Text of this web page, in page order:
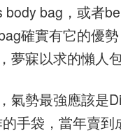
bag，或者
確實有它的優
寐以求的懶人包
氣勢最強應該是
手袋，當年賣